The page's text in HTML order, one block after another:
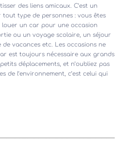
des liens amicaux. C’est un
type de personnes : vous êtes
un car pour une occasion
ou un voyage scolaire, un séjour
vacances etc. Les occasions ne
est toujours nécessaire aux grands
déplacements, et n’oubliez pas
de l’environnement, c’est celui qui